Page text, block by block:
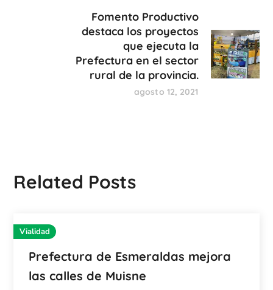
Fomento Productivo
destaca los proyectos
que ejecuta la
Prefectura en el sector
rural de la provincia.
agosto 12, 2021
Related Posts
Vialidad
Prefectura de Esmeraldas mejora
las calles de Muisne